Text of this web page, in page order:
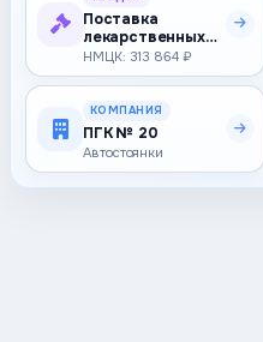
Поставка
лекарственных
препаратов для
медицинского
прим…
НМЦК: 313 864 ₽
КОМПАНИЯ
ПГК № 20
Автостоянки